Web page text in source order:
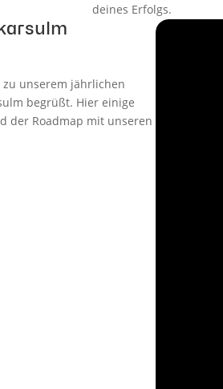
deines Erfolgs.
unserem jährlichen
begrüßt. Hier einige
der Roadmap mit unseren